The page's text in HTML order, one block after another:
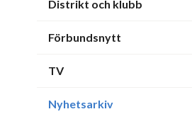
Distrikt och klubb
Förbundsnytt
TV
Nyhetsarkiv